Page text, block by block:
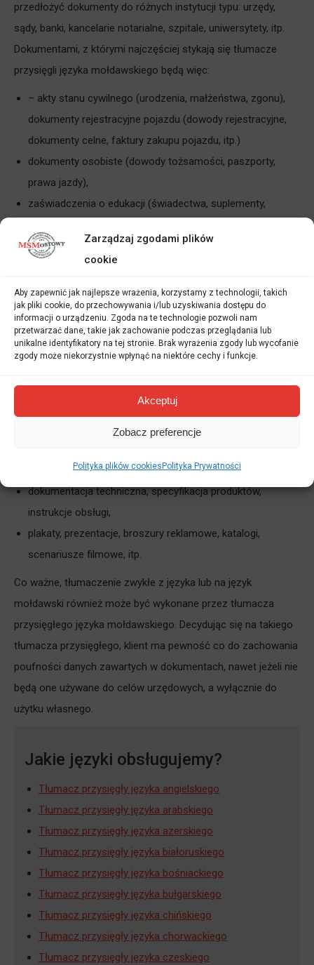
Zarządzaj zgodami plików
cookie
Aby zapewnić jak najlepsze wrażenia, korzystamy z technologii, takich
jak pliki cookie, do przechowywania i/lub uzyskiwania dostępu do
informacji o urządzeniu. Zgoda na te technologie pozwoli nam
przetwarzać dane, takie jak zachowanie podczas przeglądania lub
unikalne identyfikatory na tej stronie. Brak wyrażenia zgody lub wycofanie
zgody może niekorzystnie wpłynąć na niektóre cechy i funkcje.
Akceptuj
Zobacz preferencje
Polityka plików cookiesPolityka Prywatności
przedłożyć dokumenty do różnych instytucji typu: urzędy,
sądy, banki, kancelarie notarialne, szpitale, uniwersytety, itp.
Dokumentami, z którymi najczęściej stykają się tłumacze
przysięgli języka mołdawskiego będą więc:
– akty stanu cywilnego (urodzenia, małżeństwa, zgonu),
dokumenty rejestracyjne pojazdu (dowody rejestracyjne,
dokumenty celne, faktury zakupu pojazdu, itp.)
dokumenty osobiste (dowody tożsamości, paszporty,
prawa jazdy),
zaświadczenia o edukacji (świadectwa, suplementy,
dokumenty handlowe (umowy korporacyjne, dokumenty
rejestracyjne spółek, odpisy KRS, itp.)
dokumenty urzędowe (zeznania podatkowe, sprawozdania
finansowe, dokumenty patentowe, dokumenty procesowe,
zaświadczenia o niekaralności),
Z kolei dokumentami najczęściej pojawiającymi się do
uwierzytelnienia, i które odsyłane jest do klienta w formie
edytowalnej, w przypadku języka mołdawskiego będą:
dokumentacja techniczna, specyfikacja produktów,
instrukcje obsługi,
plakaty, prezentacje, broszury reklamowe, katalogi,
scenariusze filmowe, itp.
Co ważne, tłumaczenie zwykłe z języka lub na język
mołdawski również może być wykonane przez tłumacza
przysięgłego języka mołdawskiego. Decydując się na takiego
tłumacza przysięgłego, klient ma pewność co do zachowania
poufności danych zawartych w dokumentach, nawet jeżeli nie
będą one używane do celów urzędowych, a wyłącznie do
użytku własnego.
Jakie języki obsługujemy?
Tłumacz przysięgły języka angielskiego
Tłumacz przysięgły języka arabskiego
Tłumacz przysięgły języka azerskiego
Tłumacz przysięgły języka białoruskiego
Tłumacz przysięgły języka bośniackiego
Tłumacz przysięgły języka bułgarskiego
Tłumacz przysięgły języka chińskiego
Tłumacz przysięgły języka chorwackiego
Tłumacz przysięgły języka czeskiego